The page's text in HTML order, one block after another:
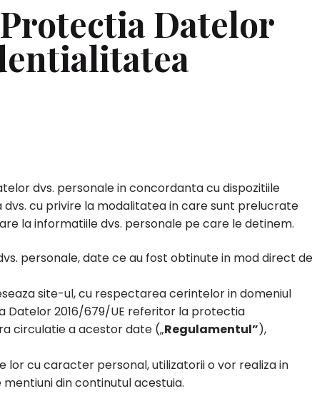
Datelor
dvs. personale in concordanta cu dispozitiile
cu privire la modalitatea in care sunt prelucrate
la informatiile dvs. personale pe care le detinem.
personale, date ce au fost obtinute in mod direct de
site-ul, cu respectarea cerintelor in domeniul
Datelor 2016/679/UE referitor la protectia
circulatie a acestor date („Regulamentul”),
lor cu caracter personal, utilizatorii o vor realiza in
din continutul acestuia.